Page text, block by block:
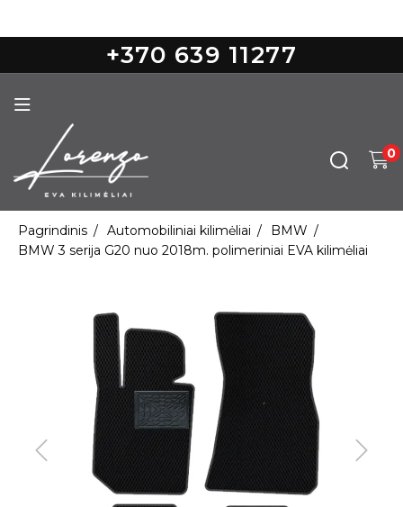
+370 639 11277
0
Pagrindinis Automobiliniai kilimėliai
BMW
BMW 3 serija G20 nuo 2018m. polimeriniai EVA kilimėliai